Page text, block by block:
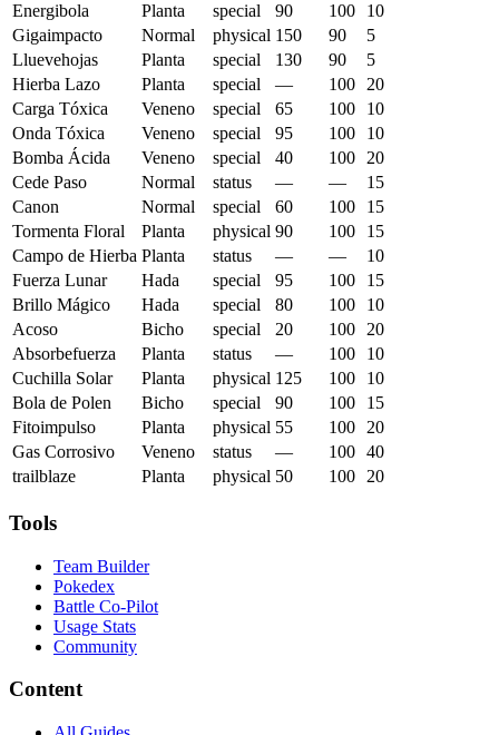
Energibola
Planta special 90 100
10
Gigaimpacto
Normal physical 150 90
5
Lluevehojas
Planta special 130 90
5
Hierba Lazo
Planta special — 100
20
Carga Tóxica
Veneno special 65 100
10
Onda Tóxica
Veneno special 95 100
10
Bomba Ácida
Veneno special 40 100
20
Cede Paso
Normal status — —
15
Canon
Normal special 60 100
15
Tormenta Floral
Planta physical 90 100
15
Campo de Hierba Planta status — —
10
Fuerza Lunar
Hada special 95 100
15
Brillo Mágico
Hada special 80 100
10
Acoso
Bicho special 20 100
20
Absorbefuerza
Planta status — 100
10
Cuchilla Solar
Planta physical 125 100
10
Bola de Polen
Bicho special 90 100
15
Fitoimpulso
Planta physical 55 100
20
Gas Corrosivo
Veneno status — 100 40
trailblaze
Planta physical 50 100 20
Tools
Team Builder
Pokedex
Battle Co-Pilot
Usage Stats
Community
Content